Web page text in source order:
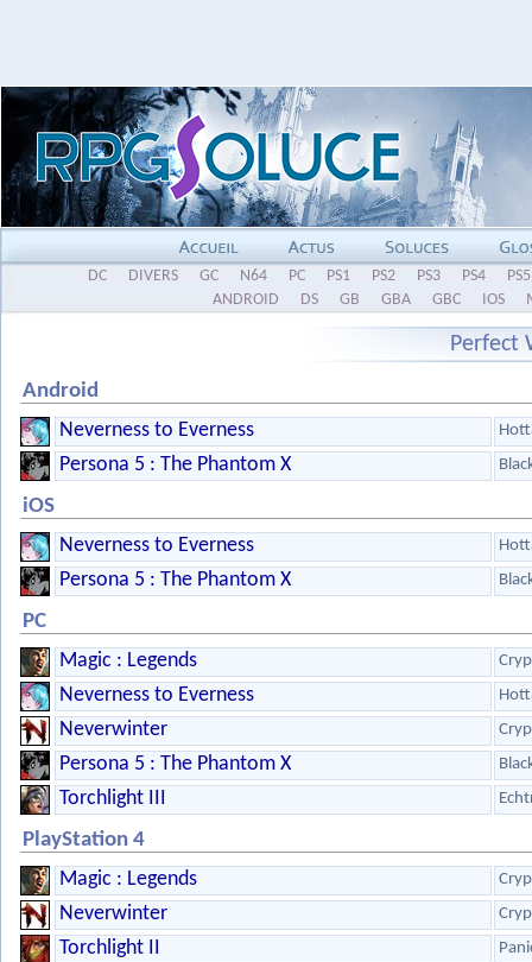
DC DIVERS GC N64 PC PS1 PS2 PS3 PS4
PS5
ANDROID
DS GB GBA GBC IOS
Perfect
Android
Neverness to Everness
Persona 5 : The Phantom X
iOS
Neverness to Everness
Persona 5 : The Phantom X
PC
Magic : Legends
Neverness to Everness
Neverwinter
Persona 5 : The Phantom X
Torchlight III
PlayStation 4
Magic : Legends
Neverwinter
Torchlight II